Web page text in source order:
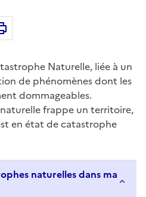
dans le presse-papier
Naturelle, liée à un
de phénomènes dont les
dommageables.
frappe un territoire,
en état de catastrophe
naturelles dans ma